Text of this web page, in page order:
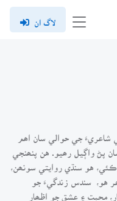
لاگ ان
شاعريءَ جي حوالي سان اھم
پڻ واڳيل رھيو. هن پنھنجي
هو سنڌي روايتي سونھن،
هو، سندس زندگيءَ جو
محبت ۽ عشق جو اظھار